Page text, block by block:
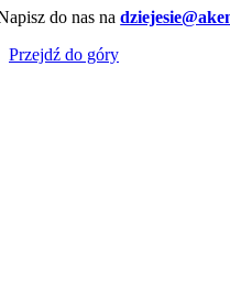
do nas na
Przejdź do góry